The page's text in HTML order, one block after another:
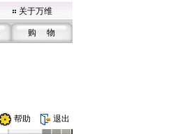
关于万维
购 物
帮助 退出